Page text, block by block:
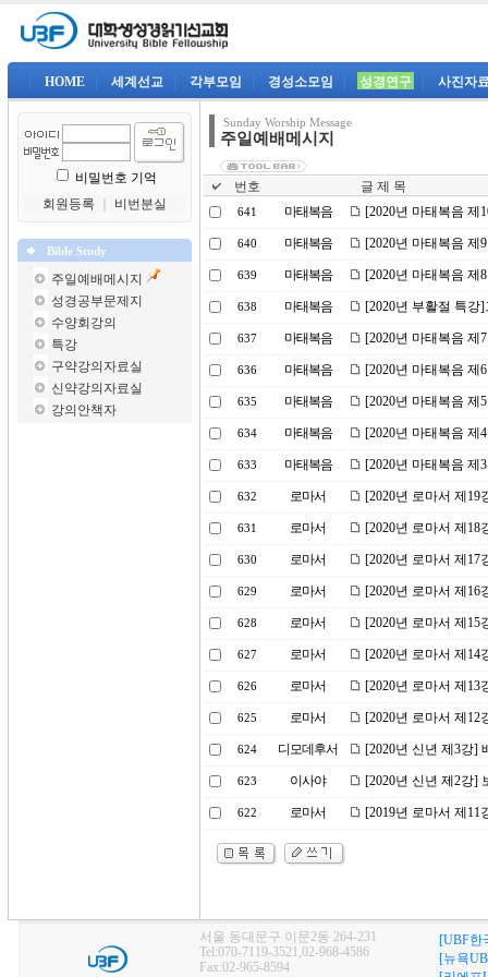
HOME 세계선교 각부모임 경성소모임 성경연구 사진자
비밀번호 기억
회원등록
비번분실
Bible Study
주일예배메시지
성경공부문제지
수양회강의
특강
구약강의자료실
신약강의자료실
강의안책자
Sunday Worship Message
주일예배메시지
번호 글 제 목
641 마태복음 [2020년 마태복음 제
640 마태복음 [2020년 마태복음 제
639 마태복음 [2020년 마태복음 제
638 마태복음 [2020년 부활절 특강
637 마태복음 [2020년 마태복음 제
636 마태복음 [2020년 마태복음 제
635 마태복음 [2020년 마태복음 제
634 마태복음 [2020년 마태복음 제
633 마태복음 [2020년 마태복음 제
632 로마서 [2020년 로마서 제19
631 로마서 [2020년 로마서 제
630 로마서 [2020년 로마서 제17
629 로마서 [2020년 로마서 제16
628 로마서 [2020년 로마서 제
627 로마서 [2020년 로마서 제14
626 로마서 [2020년 로마서 제
625 로마서 [2020년 로마서 제
624 디모데후서 [2020년 신년 제3강]
623 이사야 [2020년 신년 제2강]
622 로마서 [2019년 로마서 제
서울 동대문구 이문2동 264-231
Tel:070-7119-3521,02-968-4586
Fax:02-965-8594
[UBF한
[뉴욕